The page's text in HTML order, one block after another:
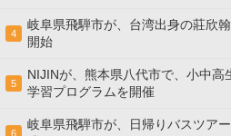
4
岐阜県飛騨市が、台湾出身の莊欣
開始
5
NIJINが、熊本県八代市で、小中
学習プログラムを開催
6
岐阜県飛騨市が、日帰りバスツア